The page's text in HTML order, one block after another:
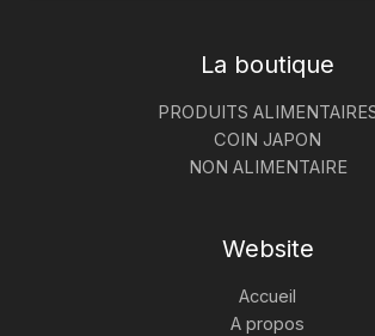
La boutique
PRODUITS
COIN JAPON
NON ALIMENTAIRE
Website
Accueil
A propos